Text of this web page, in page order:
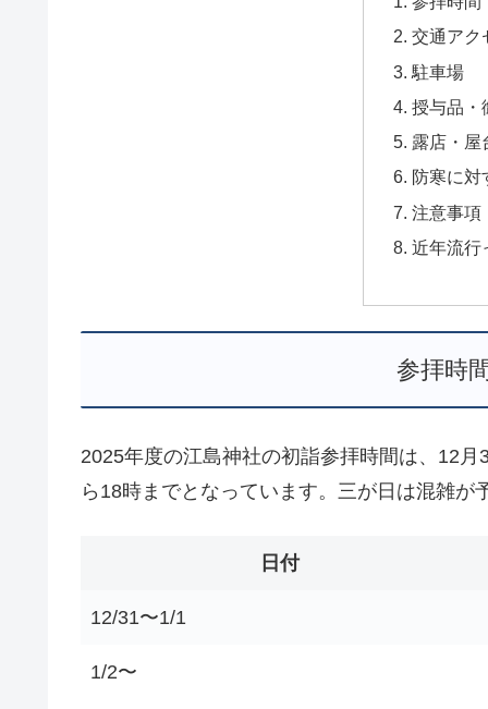
交通アク
駐車場
授与品・
露店・屋
防寒に対
注意事項
近年流行
参拝時
2025年度の江島神社の初詣参拝時間は、12
ら18時までとなっています。三が日は混雑
日付
12/31〜1/1
1/2〜